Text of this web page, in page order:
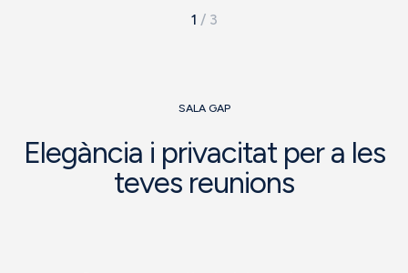
1 / 3
SALA GAP
Elegància i privacitat per a les
teves reunions